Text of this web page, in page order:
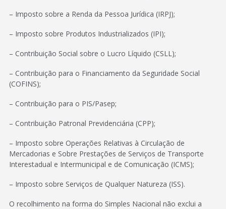
– Imposto sobre a Renda da Pessoa Jurídica (IRPJ);
– Imposto sobre Produtos Industrializados (IPI);
– Contribuição Social sobre o Lucro Líquido (CSLL);
– Contribuição para o Financiamento da Seguridade Social
(COFINS);
– Contribuição para o PIS/Pasep;
– Contribuição Patronal Previdenciária (CPP);
– Imposto sobre Operações Relativas à Circulação de
Mercadorias e Sobre Prestações de Serviços de Transporte
Interestadual e Intermunicipal e de Comunicação (ICMS);
– Imposto sobre Serviços de Qualquer Natureza (ISS).
O recolhimento na forma do Simples Nacional não exclui a